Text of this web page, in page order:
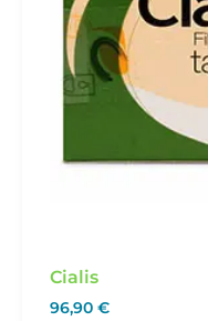
Cialis
96,90 €